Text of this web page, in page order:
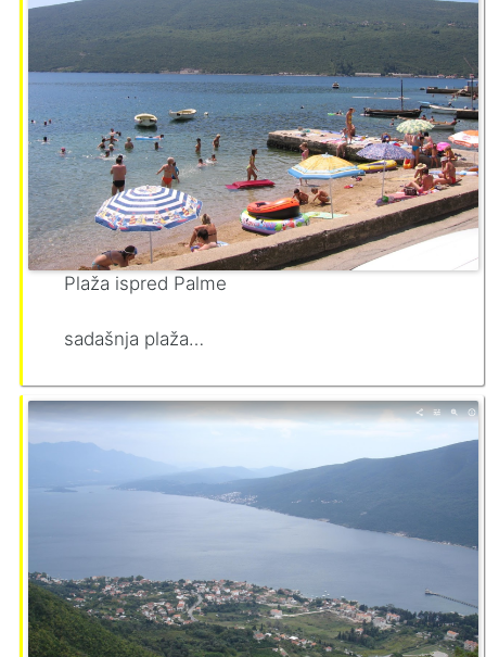
Plaža ispred Palme
sadašnja plaža…